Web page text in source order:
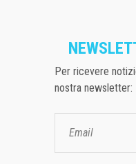
Per ricevere
nostra newsletter: